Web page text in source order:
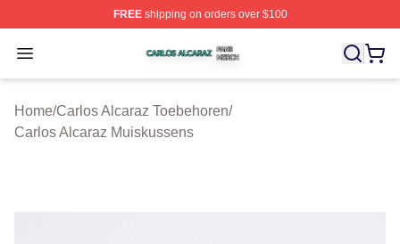
FREEshipping on orders over $100
Open menu
Carlos Alcaraz Shop ⚡️ Officially Licensed Carlos
Home/Carlos Alcaraz Toebehoren/
Carlos Alcaraz Muiskussens